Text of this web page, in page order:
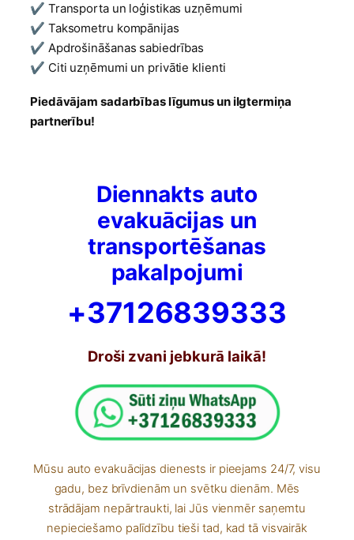
✔ Transporta un loģistikas uzņēmumi
✔ Taksometru kompānijas
✔ Apdrošināšanas sabiedrības
✔ Citi uzņēmumi un privātie klienti
Piedāvājam sadarbības līgumus un ilgtermiņa
partnerību!
Diennakts auto
evakuācijas un
transportēšanas
pakalpojumi
+37126839333
Droši zvani jebkurā laikā!
Mūsu auto evakuācijas dienests ir pieejams 24/7, visu
gadu, bez brīvdienām un svētku dienām. Mēs
strādājam nepārtraukti, lai Jūs vienmēr saņemtu
nepieciešamo palīdzību tieši tad, kad tā visvairāk